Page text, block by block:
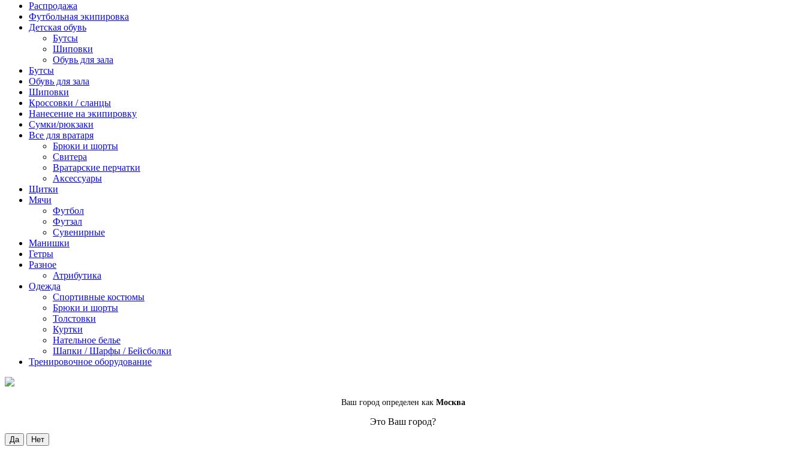
Распродажа
Футбольная экипировка
Детская обувь
Бутсы
Шиповки
Обувь для зала
Бутсы
Обувь для зала
Шиповки
Кроссовки / сланцы
Нанесение на экипировку
Сумки/рюкзаки
Все для вратаря
Брюки и шорты
Cвитера
Вратарские перчатки
Аксессуары
Щитки
Мячи
Футбол
Футзал
Сувенирные
Манишки
Гетры
Разное
Атрибутика
Одежда
Спортивные костюмы
Брюки и шорты
Толстовки
Куртки
Нательное белье
Шапки / Шарфы / Бейсболки
Тренировочное оборудование
Ваш город определен как Москва
Это Ваш город?
Да Нет